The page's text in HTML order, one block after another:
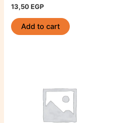
13,50EGP
Add to cart